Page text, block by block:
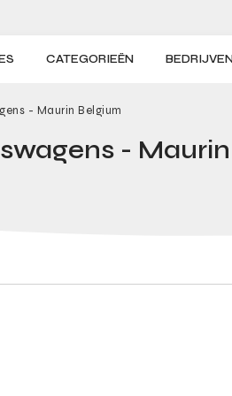
CATEGORIEËN
- Maurin Belgium
-